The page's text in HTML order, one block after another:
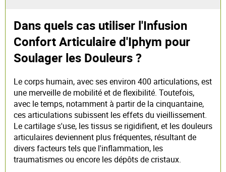
Dans quels cas utiliser l'Infusion
Confort Articulaire d'Iphym pour
Soulager les Douleurs ?
Le corps humain, avec ses environ 400 articulations, est
une merveille de mobilité et de flexibilité. Toutefois,
avec le temps, notamment à partir de la cinquantaine,
ces articulations subissent les effets du vieillissement.
Le cartilage s'use, les tissus se rigidifient, et les douleurs
articulaires deviennent plus fréquentes, résultant de
divers facteurs tels que l'inflammation, les
traumatismes ou encore les dépôts de cristaux.